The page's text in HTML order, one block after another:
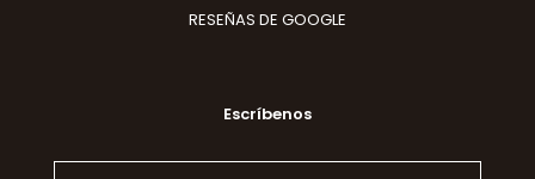
RESEÑAS DE GOOGLE
Escríbenos